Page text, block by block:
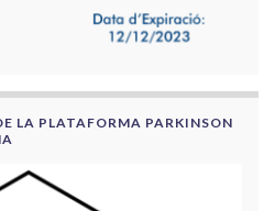
LA PLATAFORMA PARKINSON